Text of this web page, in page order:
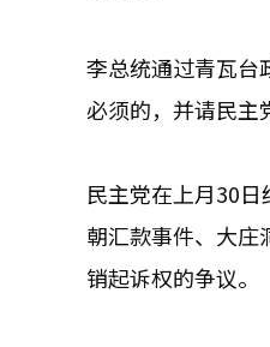
李总统通过青瓦台
必须的，并请民主
民主党在上月30
朝汇款事件、大庄
销起诉权的争议。